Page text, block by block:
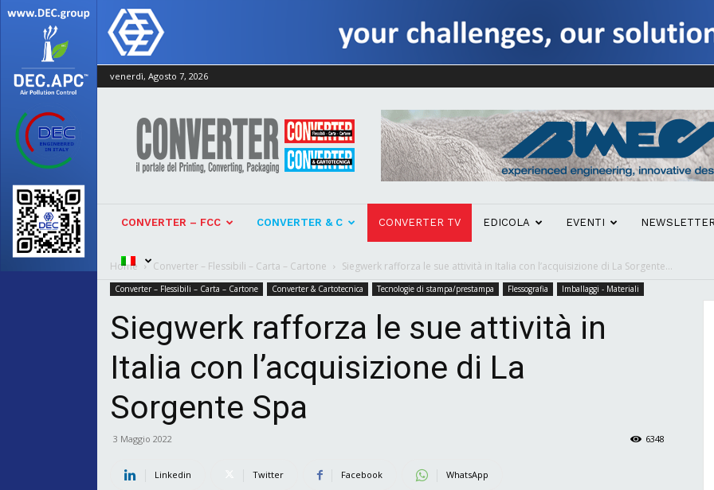
venerdì, Agosto 7, 2026
Converter
CONVERTER – FCC CONVERTER & C CONVERTER TV EDICOLA EVENTI
Home Converter – Flessibili – Carta – Cartone Siegwerk rafforza le sue attività in Italia con l’acquisizione di La Sorgente...
Converter – Flessibili – Carta – Cartone Converter & Cartotecnica Tecnologie di stampa/prestampa Flessografia Imballaggi - Materiali
Siegwerk rafforza le sue attività in
Italia con l’acquisizione di La
Sorgente Spa
3 Maggio 2022 6348
Linkedin Twitter Facebook WhatsApp